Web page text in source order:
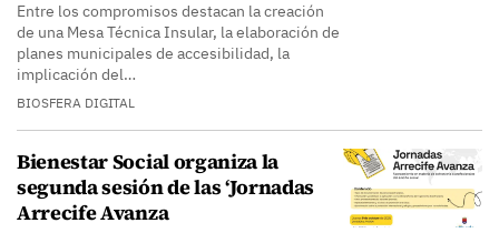
Entre los compromisos destacan la creación
de una Mesa Técnica Insular, la elaboración de
planes municipales de accesibilidad, la
implicación del…
BIOSFERA DIGITAL
Bienestar Social organiza la
segunda sesión de las ‘Jornadas
Arrecife Avanza